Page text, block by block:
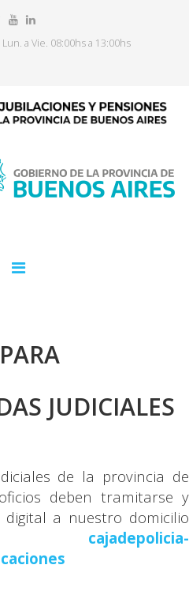
Lun. a Vie. 08:00hs a 13:00hs
JUDICIALES
de la provincia de
deben tramitarse y
digital a nuestro domicilio
cajadepolicia-